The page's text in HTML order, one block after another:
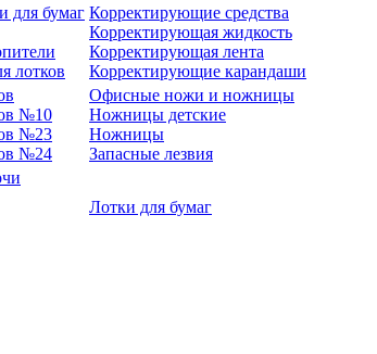
для бумаг
лотков
Корректирующие средства
Корректирующая жидкость
Корректирующая лента
Корректирующие карандаши
№10
№23
№24
Офисные ножи и ножницы
Ножницы детские
Ножницы
Запасные лезвия
Лотки для бумаг